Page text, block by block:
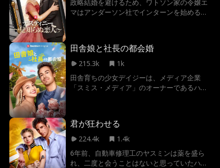
政略結婚を避けるため、ワトソン家の令嬢エ
マはアンダーソン社でインターンを始める。
しかし、他人がエマの身分を偽り、彼女は別
の男性を「婚約者」だと勘違い。二人はそれ
している相手がすぐそばにいることに気付け
るのか？
田舎娘と社長の都会婚
215.3k
1k
田舎育ちの少女デイジーは、メディア企業
「スミス・メディア」のオーナーであるハミ
危機に――。
君が狂わせる
224.4k
1.4k
6年前、自動車修理工のヤスミンは薬を盛ら
れ、二度と会うことはないと思っていたハン